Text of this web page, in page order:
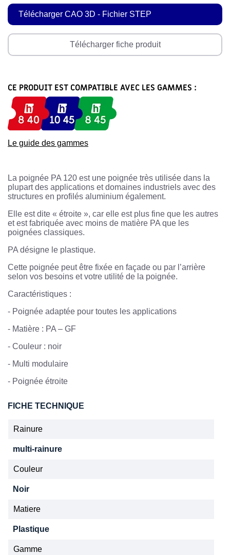
Télécharger CAO 3D - Fichier STEP
Télécharger fiche produit
CE PRODUIT EST COMPATIBLE AVEC LES GAMMES :
Le guide des gammes
La poignée PA 120 est une poignée très utilisée dans la
plupart des applications et domaines industriels avec des
structures en profilés aluminium également.
Elle est dite « étroite », car elle est plus fine que les autres
et est fabriquée avec moins de matière PA que les
poignées classiques.
PA désigne le plastique.
Cette poignée peut être fixée en façade ou par l’arrière
selon vos besoins et votre utilité de la poignée.
Caractéristiques :
- Poignée adaptée pour toutes les applications
- Matière : PA – GF
- Couleur : noir
- Multi modulaire
- Poignée étroite
FICHE TECHNIQUE
Rainure
multi-rainure
Couleur
Noir
Matiere
Plastique
Gamme